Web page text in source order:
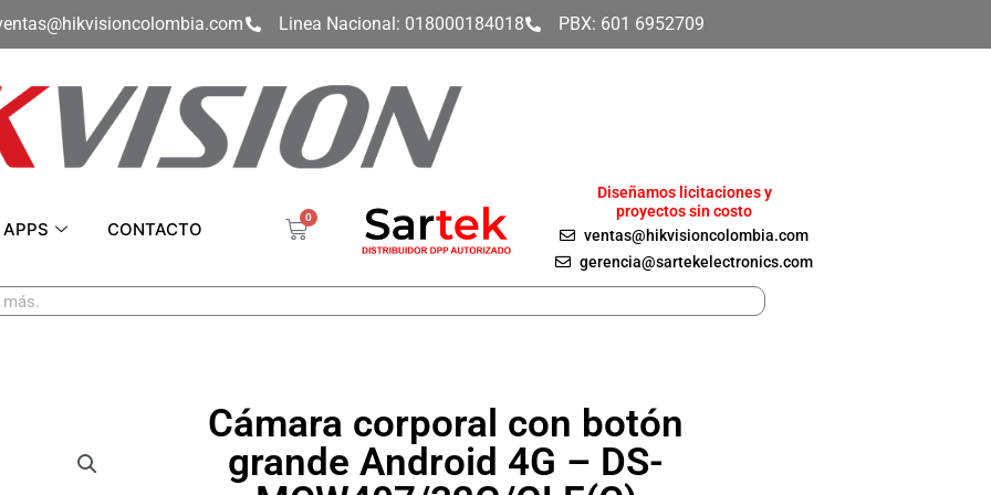
Linea Nacional: 018000184018 PBX: 601 6952709
APPS CONTACTO
0
Carrito
Diseñamos licitaciones y
proyectos sin costo
ventas@hikvisioncolombia.com
gerencia@sartekelectronics.com
Cámara corporal con botón
grande Android 4G – DS-